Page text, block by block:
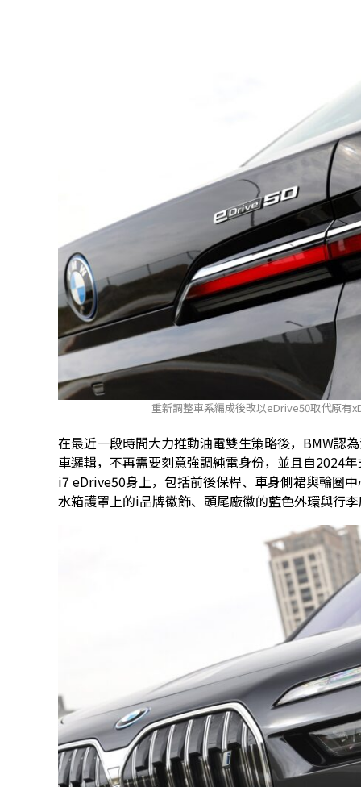
重新調整車系編成後改以eDrive50取代原有
在最近一段時間大力推動油電雙生策略後，BMW認
車邏輯，不再需要刻意強調純電身份，並且自2024
i7 eDrive50身上，包括前後保桿、車身側裙與輪圈
水箱護罩上的i品牌徽飾、頭尾廠徽的藍色外環與行